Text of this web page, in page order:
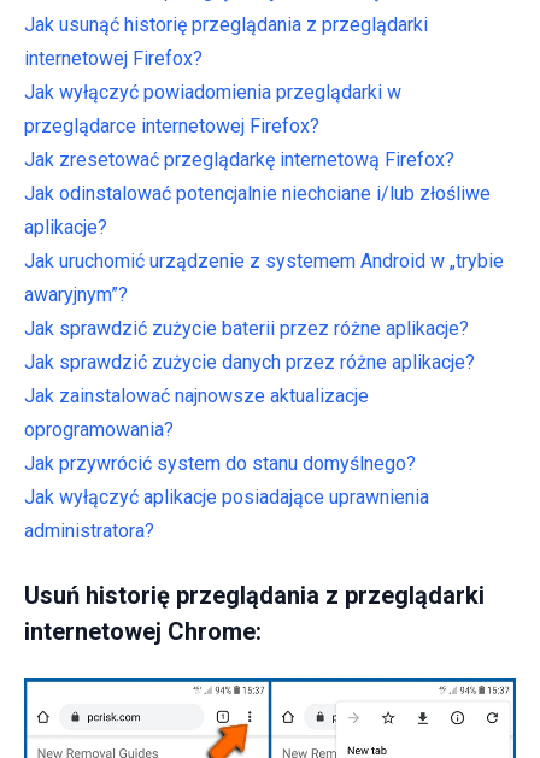
Jak usunąć historię przeglądania z przeglądarki
internetowej Firefox?
Jak wyłączyć powiadomienia przeglądarki w
przeglądarce internetowej Firefox?
Jak zresetować przeglądarkę internetową Firefox?
Jak odinstalować potencjalnie niechciane i/lub złośliwe
aplikacje?
Jak uruchomić urządzenie z systemem Android w „trybie
awaryjnym”?
Jak sprawdzić zużycie baterii przez różne aplikacje?
Jak sprawdzić zużycie danych przez różne aplikacje?
Jak zainstalować najnowsze aktualizacje
oprogramowania?
Jak przywrócić system do stanu domyślnego?
Jak wyłączyć aplikacje posiadające uprawnienia
administratora?
Usuń historię przeglądania z przeglądarki
internetowej Chrome: